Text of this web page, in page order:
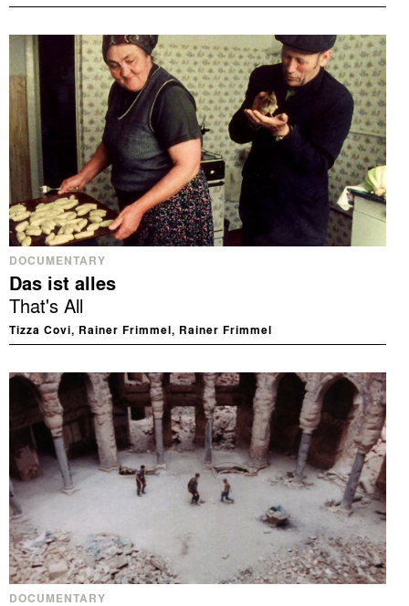
DOCUMENTARY
Das ist alles
That's All
Tizza Covi, Rainer Frimmel, Rainer Frimmel
DOCUMENTARY